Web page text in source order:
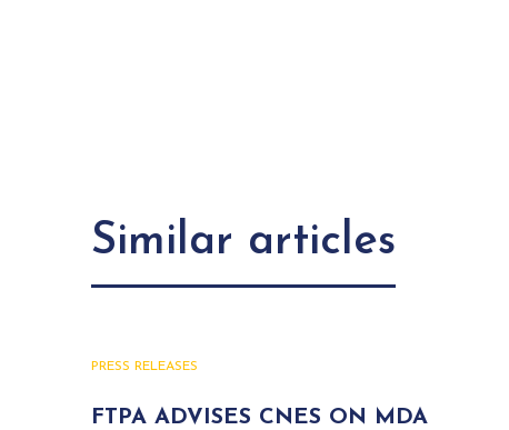
Similar articles
PRESS RELEASES
FTPA ADVISES CNES ON MDA